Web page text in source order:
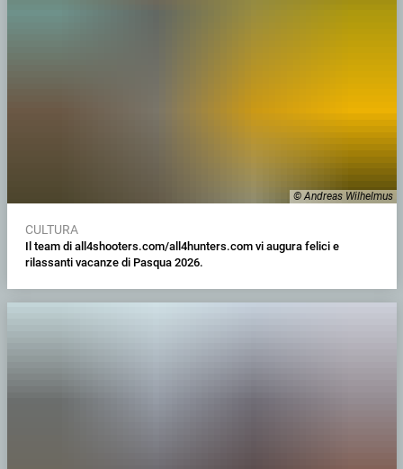
© Andreas Wilhelmus
CULTURA
Il team di all4shooters.com/all4hunters.com vi augura felici e
rilassanti vacanze di Pasqua 2026.